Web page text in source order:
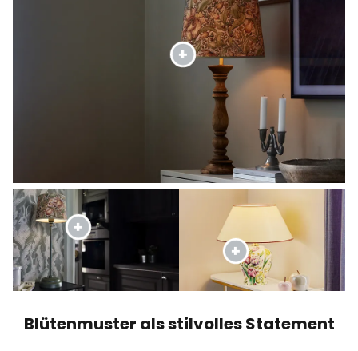
Blütenmuster als stilvolles Statement